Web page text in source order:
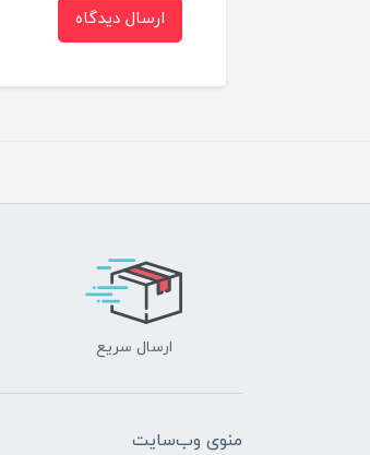
ارسال دیدگاه
ارسال سریع
منوی وب‌سایت